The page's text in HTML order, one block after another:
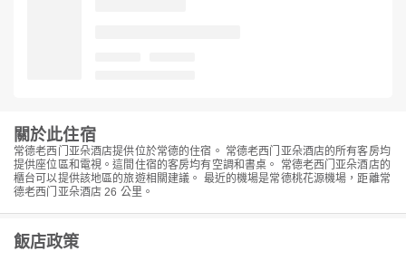
關於此住宿
常德老西门亚朵酒店提供位於常德的住宿。 常德老西门亚朵酒店的所有客房均
提供座位區和電視。這間住宿的客房均有空調和書桌。 常德老西门亚朵酒店的
櫃台可以提供該地區的旅遊相關建議。 最近的機場是常德桃花源機場，距離常
德老西门亚朵酒店 26 公里。
飯店政策